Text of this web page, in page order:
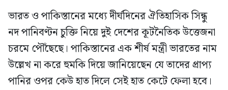
ভারত ও পাকিস্তানের মধ্যে দীর্ঘদিনের ঐতিহাসিক সিন্ধু
নদ পানিবণ্টন চুক্তি নিয়ে দুই দেশের কূটনৈতিক উত্তেজনা
চরমে পৌঁছেছে। পাকিস্তানের এক শীর্ষ মন্ত্রী ভারতের নাম
উল্লেখ না করে হুমকি দিয়ে জানিয়েছেন যে তাদের প্রাপ্য
পানির ওপর কেউ হাত দিলে সেই হাত কেটে ফেলা হবে।